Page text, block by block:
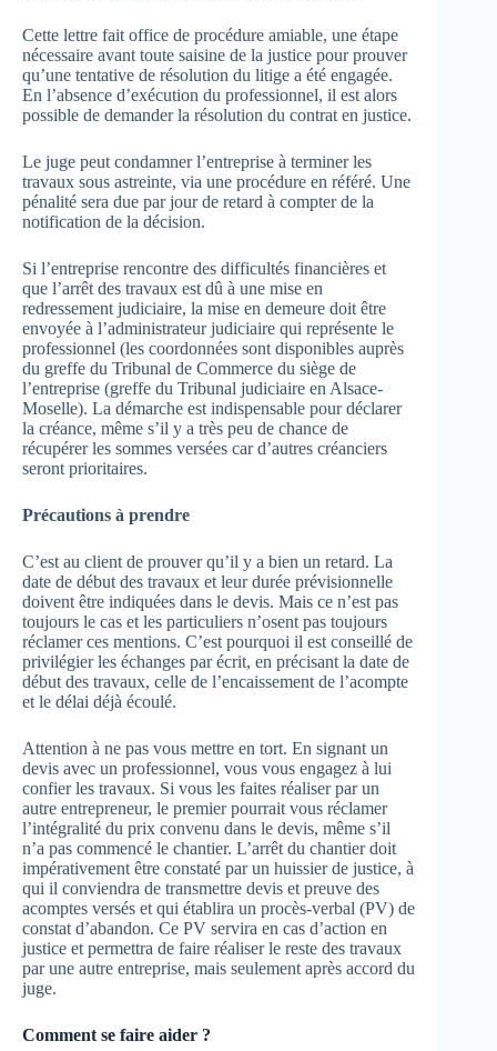
Cette lettre fait office de procédure amiable, une étape
nécessaire avant toute saisine de la justice pour prouver
qu’une tentative de résolution du litige a été engagée.
En l’absence d’exécution du professionnel, il est alors
possible de demander la résolution du contrat en justice.
Le juge peut condamner l’entreprise à terminer les
travaux sous astreinte, via une procédure en référé. Une
pénalité sera due par jour de retard à compter de la
notification de la décision.
Si l’entreprise rencontre des difficultés financières et
que l’arrêt des travaux est dû à une mise en
redressement judiciaire, la mise en demeure doit être
envoyée à l’administrateur judiciaire qui représente le
professionnel (les coordonnées sont disponibles auprès
du greffe du Tribunal de Commerce du siège de
l’entreprise (greffe du Tribunal judiciaire en Alsace-
Moselle). La démarche est indispensable pour déclarer
la créance, même s’il y a très peu de chance de
récupérer les sommes versées car d’autres créanciers
seront prioritaires.
Précautions à prendre
C’est au client de prouver qu’il y a bien un retard. La
date de début des travaux et leur durée prévisionnelle
doivent être indiquées dans le devis. Mais ce n’est pas
toujours le cas et les particuliers n’osent pas toujours
réclamer ces mentions. C’est pourquoi il est conseillé de
privilégier les échanges par écrit, en précisant la date de
début des travaux, celle de l’encaissement de l’acompte
et le délai déjà écoulé.
Attention à ne pas vous mettre en tort. En signant un
devis avec un professionnel, vous vous engagez à lui
confier les travaux. Si vous les faites réaliser par un
autre entrepreneur, le premier pourrait vous réclamer
l’intégralité du prix convenu dans le devis, même s’il
n’a pas commencé le chantier. L’arrêt du chantier doit
impérativement être constaté par un huissier de justice, à
qui il conviendra de transmettre devis et preuve des
acomptes versés et qui établira un procès-verbal (PV) de
constat d’abandon. Ce PV servira en cas d’action en
justice et permettra de faire réaliser le reste des travaux
par une autre entreprise, mais seulement après accord du
juge.
Comment se faire aider ?